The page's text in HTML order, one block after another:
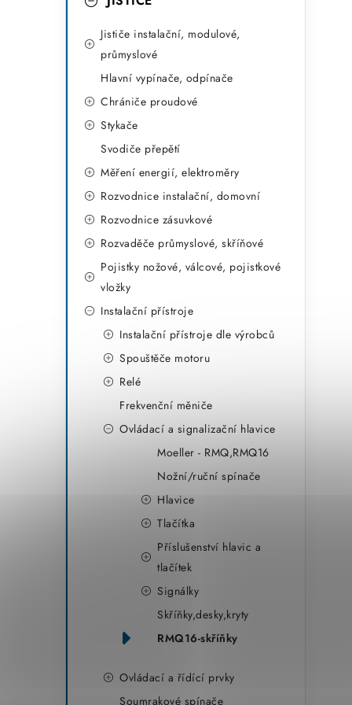
Jističe instalační, modulové,
průmyslové
Hlavní vypínače, odpínače
Chrániče proudové
Stykače
Svodiče přepětí
Měření energií, elektroměry
Rozvodnice instalační, domovní
Rozvodnice zásuvkové
Rozvaděče průmyslové, skříňové
Pojistky nožové, válcové, pojistkové
vložky
Instalační přístroje
Instalační přístroje dle výrobců
Spouštěče motoru
Relé
Frekvenční měniče
Ovládací a signalizační hlavice
Moeller - RMQ,RMQ16
Nožní/ruční spínače
Hlavice
Tlačítka
Příslušenství hlavic a
tlačítek
Signálky
Skříňky,desky,kryty
RMQ16-skříňky
Ovládací a řídící prvky
Soumrakové spínače